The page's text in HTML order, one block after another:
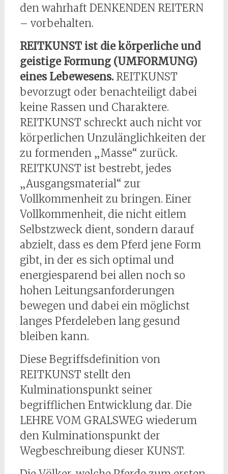
den wahrhaft DENKENDEN REITERN
– vorbehalten.
REITKUNST ist die körperliche und
geistige Formung (UMFORMUNG)
eines Lebewesens.REITKUNST
bevorzugt oder benachteiligt dabei
keine Rassen und Charaktere.
REITKUNST schreckt auch nicht vor
körperlichen Unzulänglichkeiten der
zu formenden „Masse“ zurück.
REITKUNST ist bestrebt, jedes
„Ausgangsmaterial“ zur
Vollkommenheit zu bringen. Einer
Vollkommenheit, die nicht eitlem
Selbstzweck dient, sondern darauf
abzielt, dass es dem Pferd jene Form
gibt, in der es sich optimal und
energiesparend bei allen noch so
hohen Leitungsanforderungen
bewegen und dabei ein möglichst
langes Pferdeleben lang gesund
bleiben kann.
Diese Begriffsdefinition von
REITKUNST stellt den
Kulminationspunkt seiner
begrifflichen Entwicklung dar. Die
LEHRE VOM GRALSWEG wiederum
den Kulminationspunkt der
Wegbeschreibung dieser KUNST.